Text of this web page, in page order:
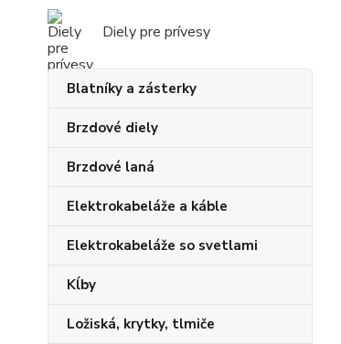
Diely pre prívesy
Blatníky a zásterky
Brzdové diely
Brzdové laná
Elektrokabeláže a káble
Elektrokabeláže so svetlami
Kĺby
Ložiská, krytky, tlmiče